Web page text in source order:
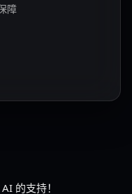
障
的支持！